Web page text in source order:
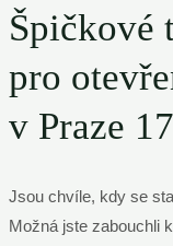
Špičkové
pro
v Praze 17
Jsou chvíle, kdy se
Možná jste zabouchli